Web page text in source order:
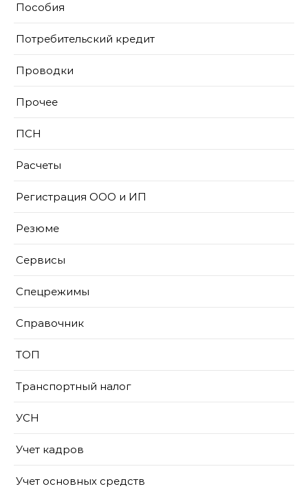
Пособия
Потребительский кредит
Проводки
Прочее
ПСН
Расчеты
Регистрация ООО и ИП
Резюме
Сервисы
Спецрежимы
Справочник
ТОП
Транспортный налог
УСН
Учет кадров
Учет основных средств